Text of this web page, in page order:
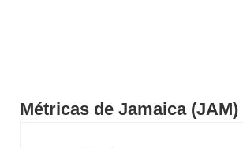
Métricas de Jamaica (JAM)